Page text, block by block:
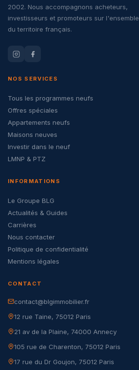
2002. Nous accompagnons acheteurs,
investisseurs et promoteurs sur l'ensemble
du territoire français.
NOS SERVICES
Tous les programmes neufs
Offres spéciales
Appartements neufs
Maisons neuves
Investir dans le neuf
LMNP & PTZ
INFORMATIONS
Le Groupe BLG
Actualités & Guides
Carrières
Nous contacter
Politique de confidentialité
Mentions légales
CONTACT
contact@blgimmobilier.fr
12 rue Taine, 75012 Paris
21 av de la Plaine, 74000 Annecy
105 rue de Charenton, 75012 Paris
17 rue du Dr Goujon, 75012 Paris